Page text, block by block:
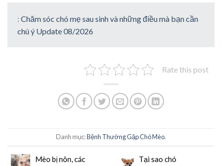
: Chăm sóc chó mẹ sau sinh và những điều mà bạn cần
chú ý Update 08/2026
Rate this post
Danh mục:Bệnh Thường Gặp Chó Mèo.
Mèo bị nôn, các
Tại sao chó